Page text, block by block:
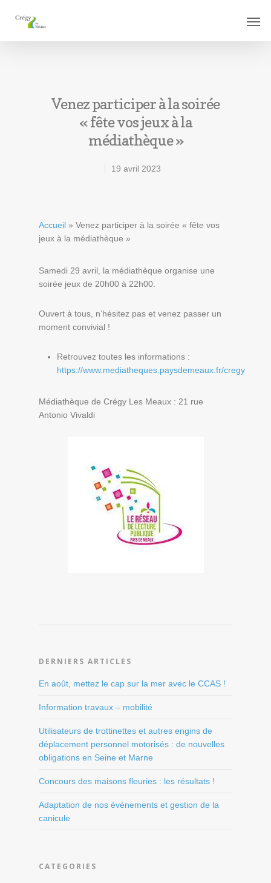
Venez participer à la soirée
« fête vos jeux à la
médiathèque »
19 avril 2023
Accueil » Venez participer à la soirée « fête vos
jeux à la médiathèque »
Samedi 29 avril, la médiathèque organise une
soirée jeux de 20h00 à 22h00.
Ouvert à tous, n’hésitez pas et venez passer un
moment convivial !
Retrouvez toutes les informations :
https://www.mediatheques.paysdemeaux.fr/cregy
Médiathèque de Crégy Les Meaux : 21 rue
Antonio Vivaldi
DERNIERS ARTICLES
En août, mettez le cap sur la mer avec le CCAS !
Information travaux – mobilité
Utilisateurs de trottinettes et autres engins de
déplacement personnel motorisés : de nouvelles
obligations en Seine et Marne
Concours des maisons fleuries : les résultats !
Adaptation de nos événements et gestion de la
canicule
CATEGORIES